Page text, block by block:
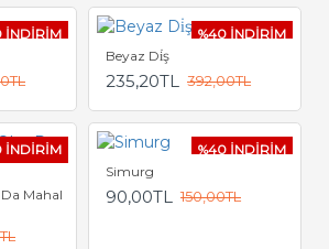
İNDİRİM
%40 İNDİRİM
Beyaz Di̇ş
235,20TL 392,00TL
İNDİRİM
Mahal
%40 İNDİRİM
Simurg
90,00TL 150,00TL